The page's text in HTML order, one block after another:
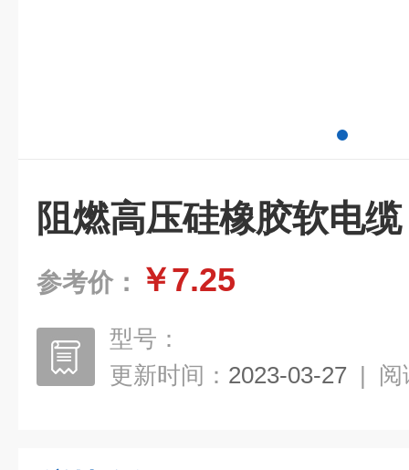
阻燃高压硅橡胶软电缆
参考价： ￥7.25
型号：
更新时间： 2023-03-27 | 阅